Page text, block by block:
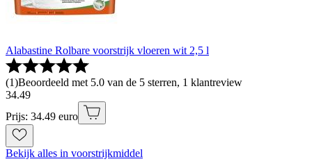
Alabastine Rolbare voorstrijk vloeren wit 2,5 l
(1)Beoordeeld met 5.0 van de 5 sterren, 1 klantreview
34.49
Prijs: 34.49 euro
Bekijk alles in voorstrijkmiddel